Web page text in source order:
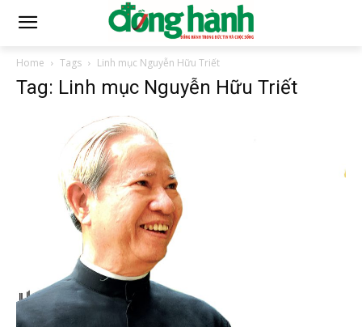
Home Tags Linh mục Nguyễn Hữu Triết
Tag: Linh mục Nguyễn Hữu Triết